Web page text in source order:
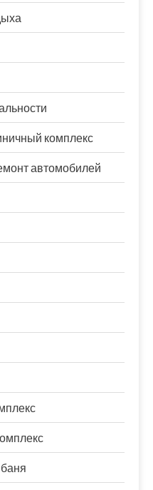
комплекс
автомобилей